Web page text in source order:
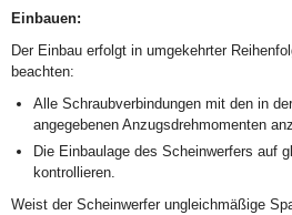
Einbauen:
Der Einbau erfolgt in umgekehrter
beachten:
Alle Schraubverbindungen mit den in
angegebenen Anzugsdrehmomenten
Die Einbaulage des Scheinwerfers auf
kontrollieren.
Weist der Scheinwerfer ungleichmäßige